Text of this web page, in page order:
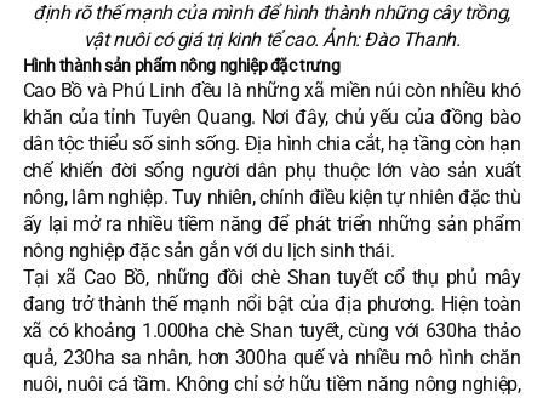
định rõ thế mạnh của mình để hình thành những cây trồng,
vật nuôi có giá trị kinh tế cao. Ảnh: Đào Thanh.
Hình thành sản phẩm nông nghiệp đặc trưng
Cao Bồ và Phú Linh đều là những xã miền núi còn nhiều khó
khăn của tỉnh Tuyên Quang. Nơi đây, chủ yếu của đồng bào
dân tộc thiểu số sinh sống. Địa hình chia cắt, hạ tầng còn hạn
chế khiến đời sống người dân phụ thuộc lớn vào sản xuất
nông, lâm nghiệp. Tuy nhiên, chính điều kiện tự nhiên đặc thù
ấy lại mở ra nhiều tiềm năng để phát triển những sản phẩm
nông nghiệp đặc sản gắn với du lịch sinh thái.
Tại xã Cao Bồ, những đồi chè Shan tuyết cổ thụ phủ mây
đang trở thành thế mạnh nổi bật của địa phương. Hiện toàn
xã có khoảng 1.000ha chè Shan tuyết, cùng với 630ha thảo
quả, 230ha sa nhân, hơn 300ha quế và nhiều mô hình chăn
nuôi, nuôi cá tầm. Không chỉ sở hữu tiềm năng nông nghiệp,